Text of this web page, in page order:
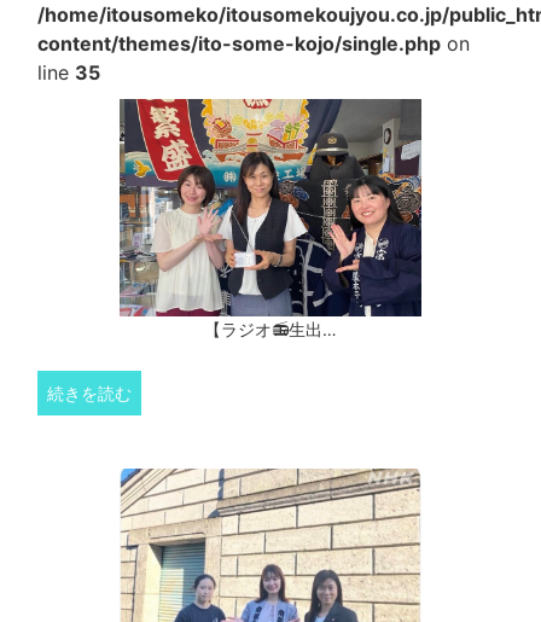
/home/itousomeko/itousomekoujyou.co.jp/
content/themes/ito-some-kojo/single.php on
line 35
【ラジオ📻生出…
続きを読む